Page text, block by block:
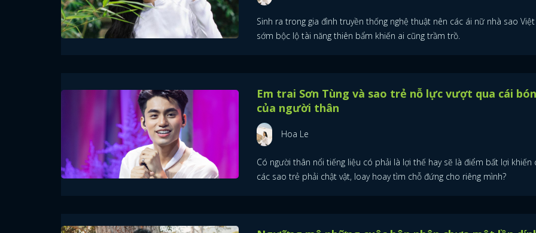
FACEBOOK GOOGLE
Sinh ra trong gia đình truyền thống nghệ thuật nên các ái nữ nhà sao
sớm bộc lộ tài năng thiên bẩm khiến ai cũng trầm trồ.
Em trai Sơn Tùng và sao trẻ nỗ lực vượt qua cái
của người thân
Hoa Le
Có người thân nổi tiếng liệu có phải là lợi thế hay sẽ là điểm bất lợi khiến
các sao trẻ phải chật vật, loay hoay tìm chỗ đứng cho riêng mình?